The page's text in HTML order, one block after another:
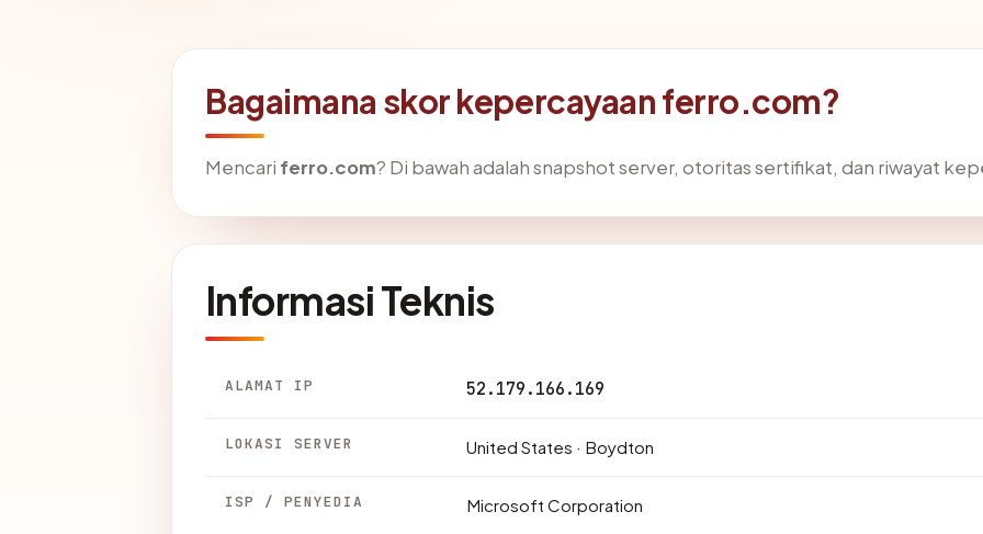
Bagaimana skor kepercayaan ferro.com?
Mencari ferro.com? Di bawah adalah snapshot server, otoritas sertifikat, dan riwayat
Informasi Teknis
ALAMAT IP 52.179.166.169
LOKASI SERVER United States · Boydton
ISP / PENYEDIA Microsoft Corporation